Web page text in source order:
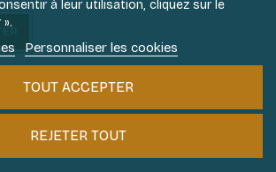
à leur utilisation, cliquez sur le
Personnaliser les cookies
REJETER TOUT
TOUT ACCEPTER